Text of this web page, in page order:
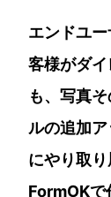
エンドユ
客様がダ
も、写真
ルの追加
にやり取り
FormOKで